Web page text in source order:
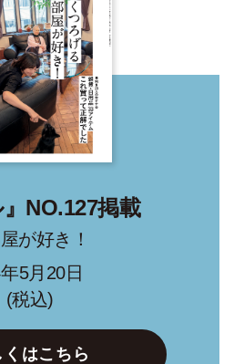
』NO.127掲載
が好き！
5月20日
(税込)
はこちら